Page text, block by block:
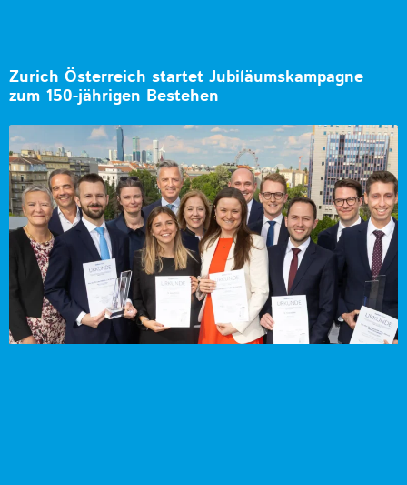
Zurich Österreich startet Jubiläumskampagne
zum 150-jährigen Bestehen